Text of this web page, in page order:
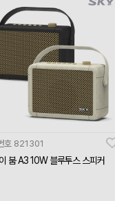
호 821301
붐 A3 10W 블루투스 스피커